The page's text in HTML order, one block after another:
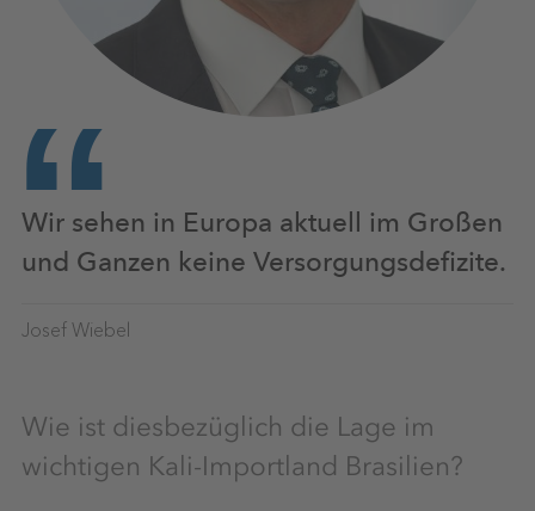
Wir sehen in Europa aktuell im Großen
und Ganzen keine Versorgungsdefizite.
Josef Wiebel
Wie ist diesbezüglich die Lage im
wichtigen Kali-Importland Brasilien?